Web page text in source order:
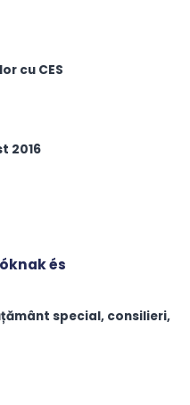
cu CES
2016
és
special, consilieri,